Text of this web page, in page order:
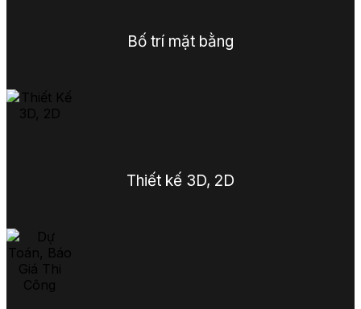
Bố trí mặt bằng
Thiết kế 3D, 2D